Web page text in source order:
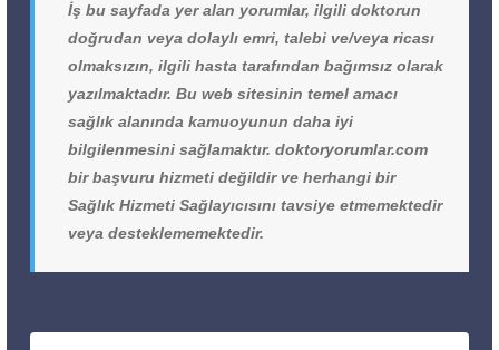
İş bu sayfada yer alan yorumlar, ilgili doktorun
doğrudan veya dolaylı emri, talebi ve/veya ricası
olmaksızın, ilgili hasta tarafından bağımsız olarak
yazılmaktadır. Bu web sitesinin temel amacı
sağlık alanında kamuoyunun daha iyi
bilgilenmesini sağlamaktır. doktoryorumlar.com
bir başvuru hizmeti değildir ve herhangi bir
Sağlık Hizmeti Sağlayıcısını tavsiye etmemektedir
veya desteklememektedir.